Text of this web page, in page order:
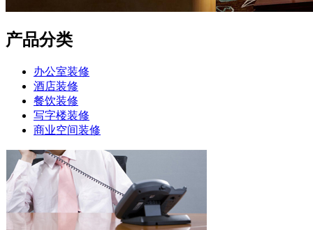
产品分类
办公室装修
酒店装修
餐饮装修
写字楼装修
商业空间装修